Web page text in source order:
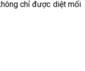
chỉ được diệt mối